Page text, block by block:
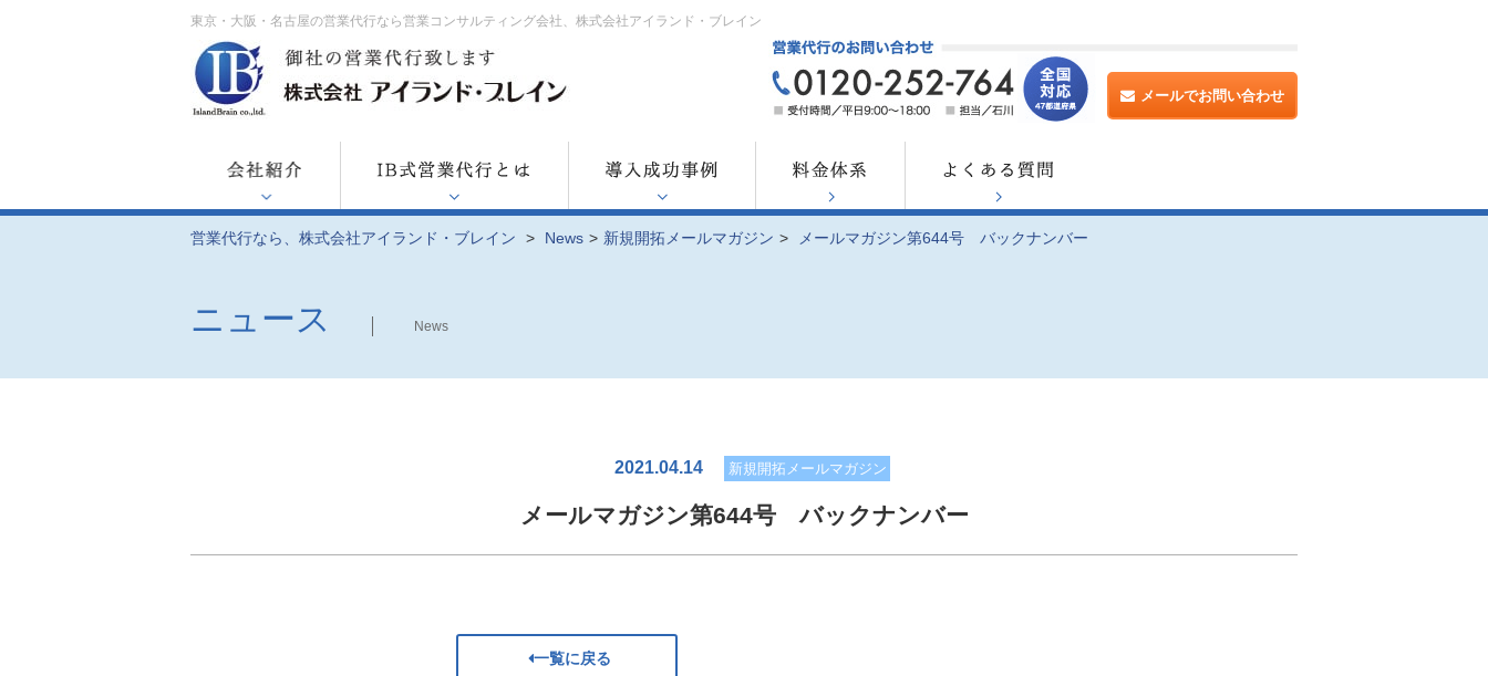
東京・大阪・名古屋の営業代行なら営業コンサルティング会社、株式会社アイランド・ブレイン
メールでお問い合わせ
営業代行なら、株式会社アイランド・ブレイン > News > 新規開拓メールマガジン > メールマガジン第644号 バックナンバー
ニュース News
2021.04.14 新規開拓メールマガジン
メールマガジン第644号 バックナンバー
一覧に戻る